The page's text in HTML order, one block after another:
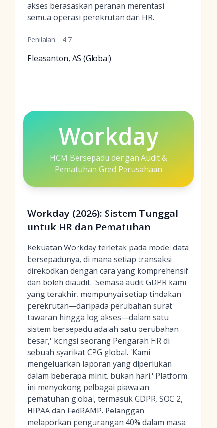
akses berasaskan peranan merentasi
semua operasi perekrutan dan HR.
Penilaian: 4.7
Pleasanton, AS (Global)
Workday
HCM Bersepadu dengan Audit &
Pematuhan Gred Perusahaan
Workday (2026): Sistem Tunggal
untuk HR dan Pematuhan
Kekuatan Workday terletak pada model data
bersepadunya, di mana setiap transaksi
direkodkan dengan cara yang komprehensif
dan boleh diaudit. 'Semasa audit GDPR kami
yang terakhir, mempunyai setiap tindakan
perekrutan—daripada perubahan surat
tawaran hingga log akses—dalam satu
sistem bersepadu adalah satu perubahan
besar,' kongsi seorang Pengarah HR di
sebuah syarikat CPG global. 'Kami
mengeluarkan laporan yang diperlukan
dalam beberapa minit, bukan hari.' Platform
ini menyokong pelbagai piawaian
pematuhan global, termasuk GDPR, SOC 2,
HIPAA dan FedRAMP. Pelanggan
melaporkan pengurangan 40% dalam masa